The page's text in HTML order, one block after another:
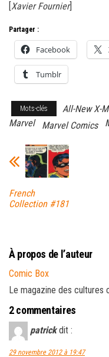
[Xavier Fournier]
Partager :
Facebook
Tumblr
Mots-clés All-New X-
Marvel
Marvel Comics
French
Collection #181
À propos de l’auteur
Comic Box
Le magazine des cultures
2 commentaires
patrick dit :
29 novembre 2012 à 19:47